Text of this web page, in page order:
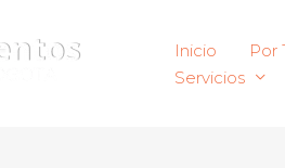
Inicio Por
Servicios